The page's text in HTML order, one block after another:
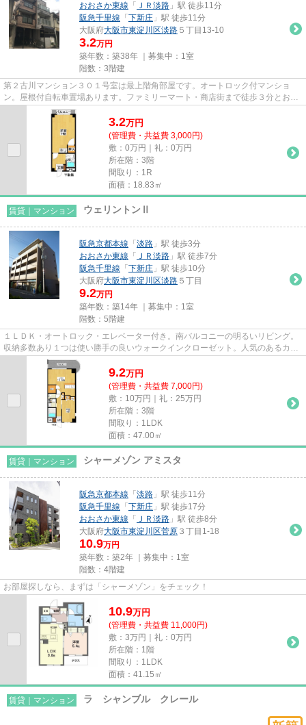
おおさか東線 「 ＪＲ淡路 」駅 徒歩11分
阪急千里線 「 下新庄 」駅 徒歩11分
大阪府大阪市東淀川区淡路 ５丁目13-10
3.2万円
築年数：築38年 ｜募集中： 1室
階数：3階建
第２古川マンション３０１号室は最上階角部屋です。オートロック付マンショ
ン。屋根付自転車置場あります。ファミリーマート・商店街まで徒歩３分とお買
い物がとても便利です。保証会...
3.2万円
(管理費・共益費 3,000円)
敷：0万円｜礼：0万円
所在階：3階
間取り：1R
面積：18.83㎡
賃貸｜マンション ウェリントンⅡ
阪急京都本線 「 淡路 」駅 徒歩3分
おおさか東線 「 ＪＲ淡路 」駅 徒歩7分
阪急千里線 「 下新庄 」駅 徒歩10分
大阪府大阪市東淀川区淡路 ５丁目
9.2万円
築年数：築14年 ｜募集中： 1室
階数：5階建
１ＬＤＫ・オートロック・エレベーター付き。南バルコニーの明るいリビング。
収納多数あり１つは使い勝手の良いウォークインクローゼット。人気のあるカウ
ンター付システムキッチン。...
9.2万円
(管理費・共益費 7,000円)
敷：10万円｜礼：25万円
所在階：3階
間取り：1LDK
面積：47.00㎡
賃貸｜マンション シャーメゾン アミスタ
阪急京都本線 「 淡路 」駅 徒歩11分
阪急千里線 「 下新庄 」駅 徒歩17分
おおさか東線 「 ＪＲ淡路 」駅 徒歩8分
大阪府大阪市東淀川区菅原 ３丁目1-18
10.9万円
築年数：築2年 ｜募集中： 1室
階数：4階建
お部屋探しなら、まずは「シャーメゾン」をチェック！
10.9万円
(管理費・共益費 11,000円)
敷：3万円｜礼：0万円
所在階：1階
間取り：1LDK
面積：41.15㎡
賃貸｜マンション ラ シャンブル クレール